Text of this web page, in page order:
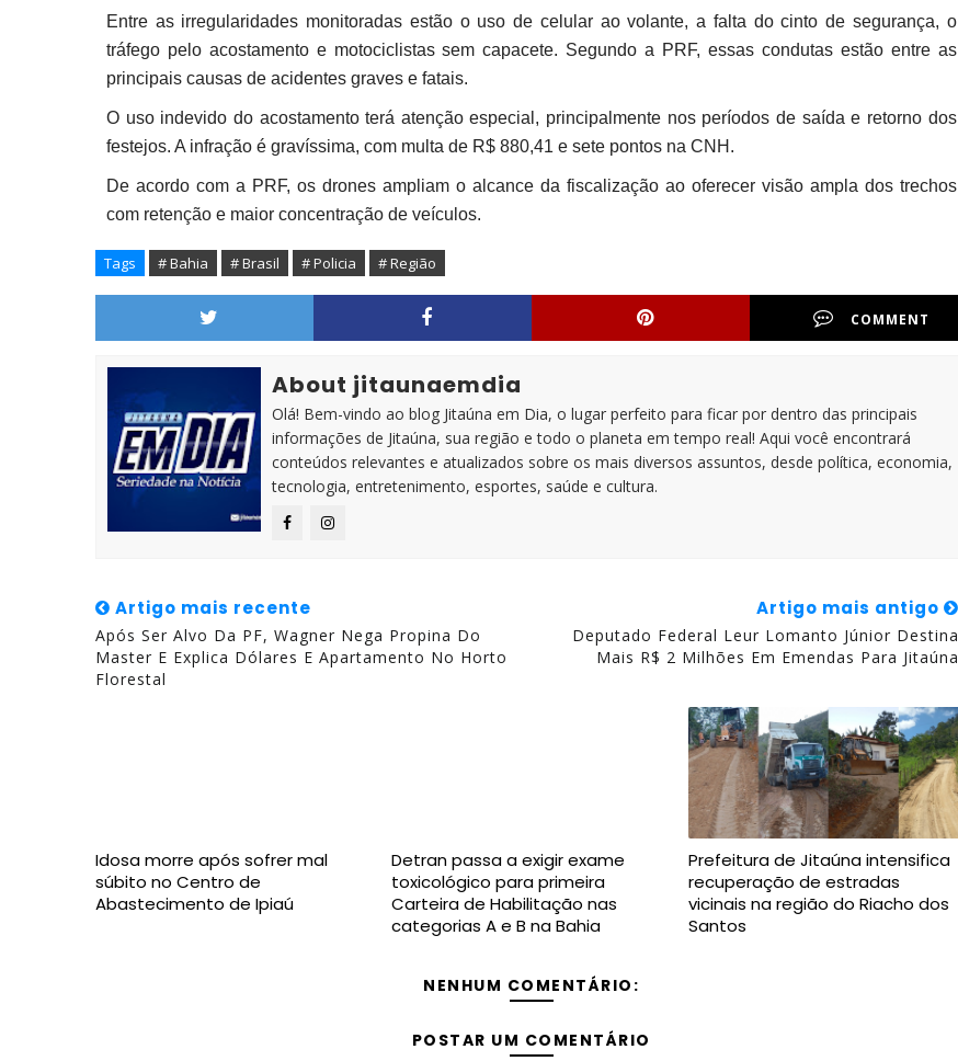
Entre as irregularidades monitoradas estão o uso de celular ao volante, a falta do cinto de segurança, o
tráfego pelo acostamento e motociclistas sem capacete. Segundo a PRF, essas condutas estão entre as
principais causas de acidentes graves e fatais.
O uso indevido do acostamento terá atenção especial, principalmente nos períodos de saída e retorno dos
festejos. A infração é gravíssima, com multa de R$ 880,41 e sete pontos na CNH.
De acordo com a PRF, os drones ampliam o alcance da fiscalização ao oferecer visão ampla dos trechos
com retenção e maior concentração de veículos.
Tags # Bahia # Brasil # Policia # Região
COMMENT
About jitaunaemdia
Olá! Bem-vindo ao blog Jitaúna em Dia, o lugar perfeito para ficar por dentro das principais
informações de Jitaúna, sua região e todo o planeta em tempo real! Aqui você encontrará
conteúdos relevantes e atualizados sobre os mais diversos assuntos, desde política, economia,
tecnologia, entretenimento, esportes, saúde e cultura.
Artigo mais recente
Após Ser Alvo Da PF, Wagner Nega Propina Do
Master E Explica Dólares E Apartamento No Horto
Florestal
Artigo mais antigo
Deputado Federal Leur Lomanto Júnior Destina
Mais R$ 2 Milhões Em Emendas Para Jitaúna
Idosa morre após sofrer mal
súbito no Centro de
Abastecimento de Ipiaú
Detran passa a exigir exame
toxicológico para primeira
Carteira de Habilitação nas
categorias A e B na Bahia
Prefeitura de Jitaúna intensifica
recuperação de estradas
vicinais na região do Riacho dos
Santos
NENHUM COMENTÁRIO:
POSTAR UM COMENTÁRIO